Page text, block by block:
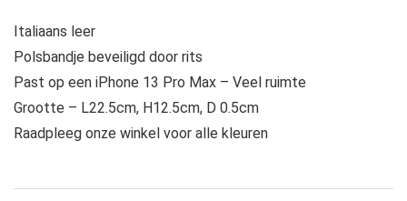
Italiaans leer
Polsbandje beveiligd door rits
Past op een iPhone 13 Pro Max – Veel ruimte
Grootte – L22.5cm, H12.5cm, D 0.5cm
Raadpleeg onze winkel voor alle kleuren